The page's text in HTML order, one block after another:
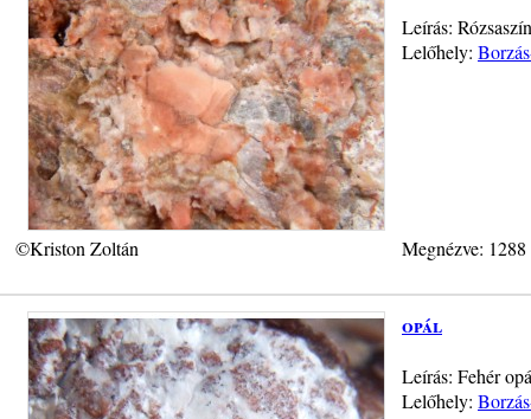
Leírás:
Lelőhely:
©Kriston Zoltán Megnézve:
opál
Leírás: Fehér
Lelőhely: